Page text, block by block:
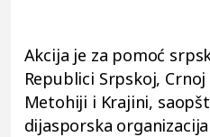
Akcija je za pomoć
Republici Srpskoj,
Metohiji i Krajini,
dijasporska organizacija